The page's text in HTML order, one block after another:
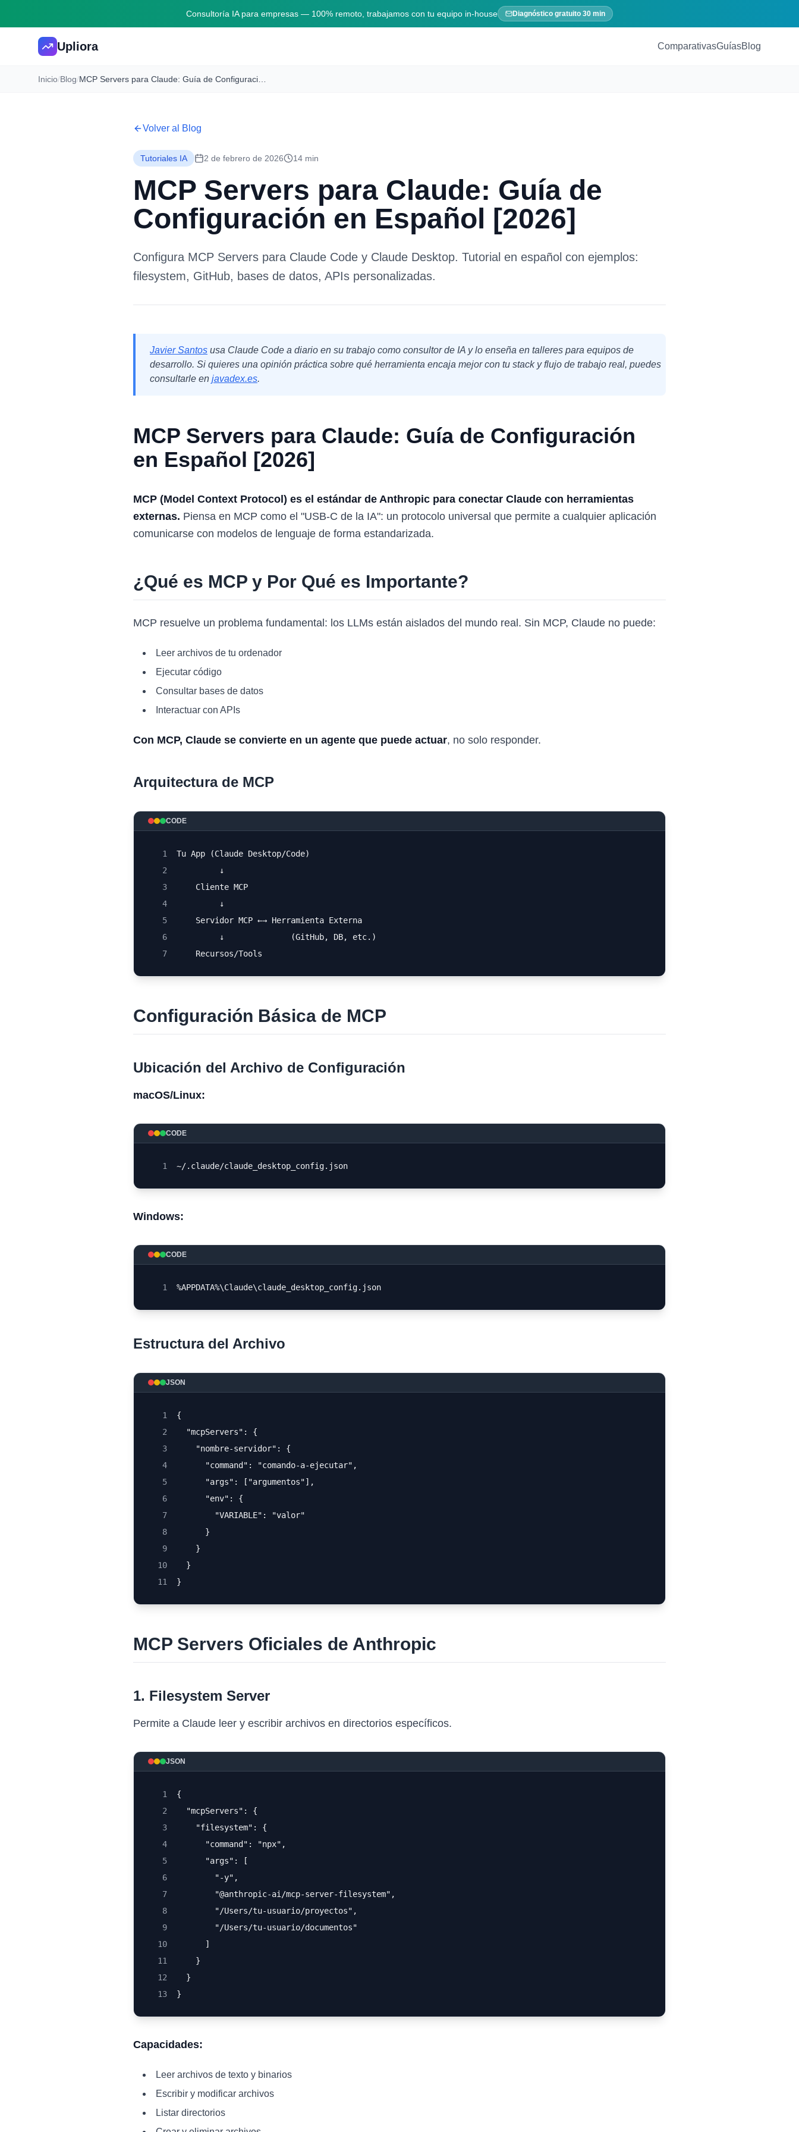
Consultoría IA para empresas — 100% remoto, trabajamos con tu equipo in-house Diagnóstico gratuito 30 min
Upliora ComparativasGuíasBlog
Inicio/Blog/
Volver al Blog
Tutoriales IA 2 de febrero de 2026 14 min
MCP Servers para Claude: Guía de
Configuración en Español [2026]
Configura MCP Servers para Claude Code y Claude Desktop. Tutorial en español con ejemplos:
filesystem, GitHub, bases de datos, APIs personalizadas.
Javier Santos usa Claude Code a diario en su trabajo como consultor de IA y lo enseña en talleres para equipos de
desarrollo. Si quieres una opinión práctica sobre qué herramienta encaja mejor con tu stack y flujo de trabajo real, puedes
consultarle en javadex.es.
MCP Servers para Claude: Guía de Configuración
en Español [2026]
MCP (Model Context Protocol) es el estándar de Anthropic para conectar Claude con herramientas
externas. Piensa en MCP como el "USB-C de la IA": un protocolo universal que permite a cualquier aplicación
comunicarse con modelos de lenguaje de forma estandarizada.
¿Qué es MCP y Por Qué es Importante?
MCP resuelve un problema fundamental: los LLMs están aislados del mundo real. Sin MCP, Claude no puede:
Leer archivos de tu ordenador
Ejecutar código
Consultar bases de datos
Interactuar con APIs
Con MCP, Claude se convierte en un agente que puede actuar, no solo responder.
Arquitectura de MCP
CODE
1
Tu App (Claude Desktop/Code)
2
         ↓
3
    Cliente MCP
4
         ↓
5
    Servidor MCP ←→ Herramienta Externa
6
         ↓              (GitHub, DB, etc.)
7
    Recursos/Tools
Configuración Básica de MCP
Ubicación del Archivo de Configuración
macOS/Linux:
CODE
1 ~/.claude/claude_desktop_config.json
Windows:
CODE
1 %APPDATA%\Claude\claude_desktop_config.json
Estructura del Archivo
JSON
1
{
2
  "mcpServers": {
3
    "nombre-servidor": {
4
      "command": "comando-a-ejecutar",
5
      "args": ["argumentos"],
6
      "env": {
7
        "VARIABLE": "valor"
8
      }
9
    }
10
  }
11
}
MCP Servers Oficiales de Anthropic
1. Filesystem Server
Permite a Claude leer y escribir archivos en directorios específicos.
JSON
1
{
2
  "mcpServers": {
3
    "filesystem": {
4
      "command": "npx",
5
      "args": [
6
        "-y",
7
        "@anthropic-ai/mcp-server-filesystem",
8
        "/Users/tu-usuario/proyectos",
9
        "/Users/tu-usuario/documentos"
10
      ]
11
    }
12
  }
13
}
Capacidades:
Leer archivos de texto y binarios
Escribir y modificar archivos
Listar directorios